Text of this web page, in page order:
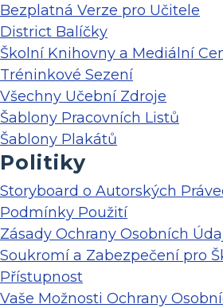
Bezplatná Verze pro Učitele
District Balíčky
Školní Knihovny a Mediální
Tréninkové Sezení
Všechny Učební Zdroje
Šablony Pracovních Listů
Šablony Plakátů
Politiky
Storyboard o Autorských
Podmínky Použití
Zásady Ochrany Osobních
Soukromí a Zabezpečení pro
Přístupnost
Vaše Možnosti Ochrany